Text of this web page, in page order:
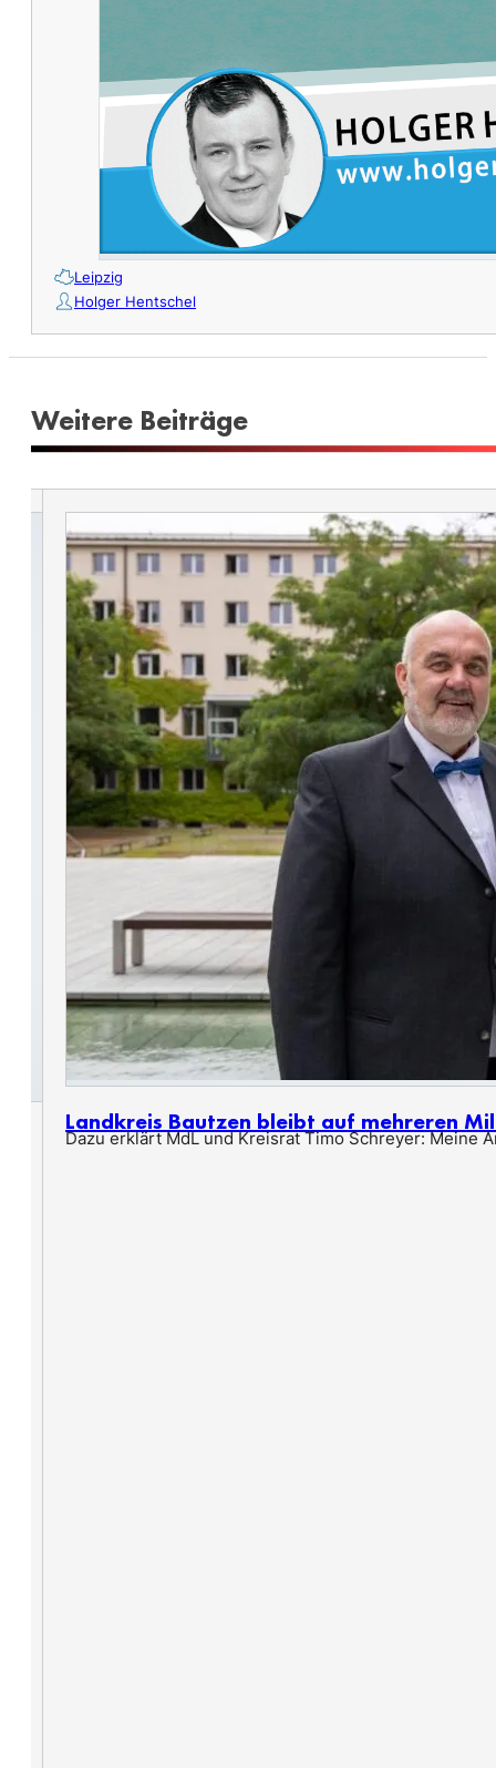
Leipzig
Holger Hentschel
Weitere Beiträge
Landkreis Bautzen bleibt auf mehreren
Dazu erklärt MdL und Kreisrat Timo Schreyer: Meine